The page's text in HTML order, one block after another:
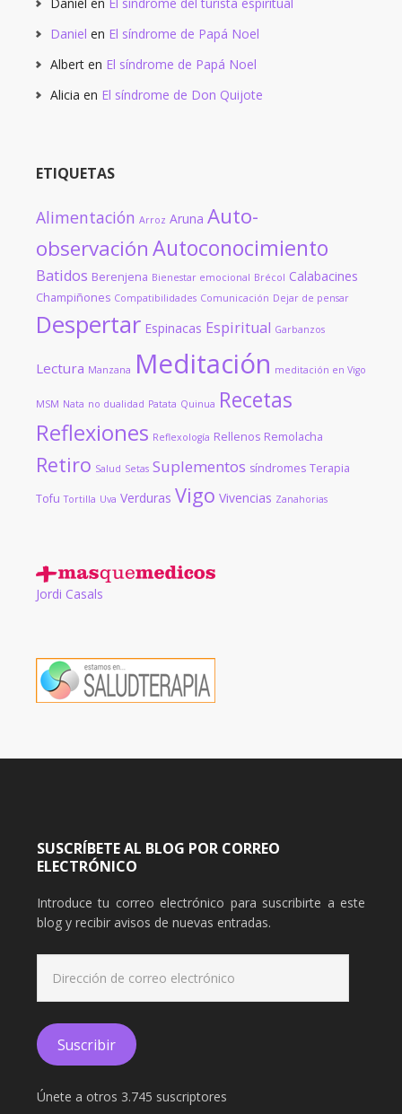
Daniel en El síndrome de Papá Noel
Albert en El síndrome de Papá Noel
Alicia en El síndrome de Don Quijote
ETIQUETAS
Alimentación Arroz Aruna Auto-
observaciónAutoconocimiento
Batidos Berenjena Bienestar emocional Brécol Calabacines
Champiñones Compatibilidades Comunicación Dejar de pensar
Despertar Espinacas Espiritual Garbanzos
Lectura Manzana Meditación meditación en Vigo
MSM Nata no dualidad Patata Quinua Recetas
Reflexiones Reflexología Rellenos Remolacha
Retiro Salud Setas Suplementos síndromes Terapia
Tofu Tortilla Uva Verduras Vigo Vivencias Zanahorias
Jordi Casals
SUSCRÍBETE AL BLOG POR CORREO
ELECTRÓNICO
Introduce tu correo electrónico para suscribirte a este
blog y recibir avisos de nuevas entradas.
correo
electrónico
Suscribir
Únete a otros 3.745 suscriptores